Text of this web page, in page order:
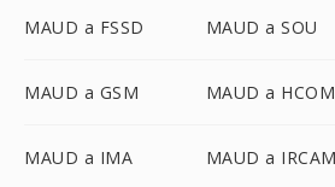
MAUD a FSSD MAUD a SOU
MAUD a GSM MAUD a HCOM
MAUD a IMA MAUD a IRCAM